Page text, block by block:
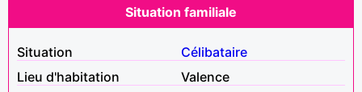
Situation familiale
Situation
Célibataire
Lieu d'habitation
Valence